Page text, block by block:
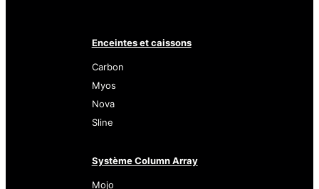
Enceintes et caissons
Carbon
Myos
Nova
Sline
Système Column Array
Mojo